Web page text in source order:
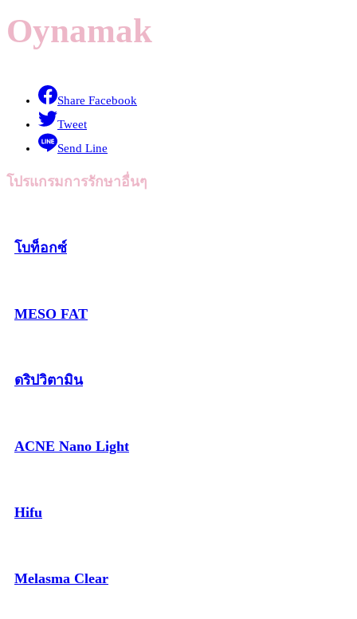
Oynamak
Share Facebook
Tweet
Send Line
โปรแกรมการรักษาอื่นๆ
โบท็อกซ์
MESO FAT
ดริปวิตามิน
ACNE Nano Light
Hifu
Melasma Clear